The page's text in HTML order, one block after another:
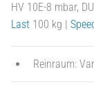
HV 10E-8 mbar,
Last 100 kg |
Reinraum: